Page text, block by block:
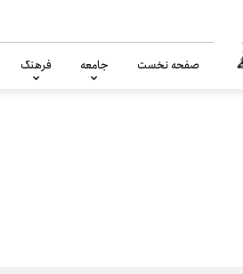
صفحه نخست جامعه فرهنگ